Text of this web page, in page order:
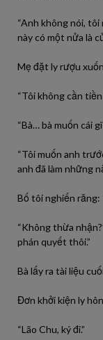
“Anh không nói,
này có một nửa là
Mẹ đặt ly rượu
“Tôi không cần
“Bà… bà muốn cái
“Tôi muốn anh
anh đã làm những
Bố tôi nghiến răng:
“Không thừa
phán quyết thôi.”
Bà lấy ra tài liệu
Đơn khởi kiện ly
“Lão Chu, ký đi.”